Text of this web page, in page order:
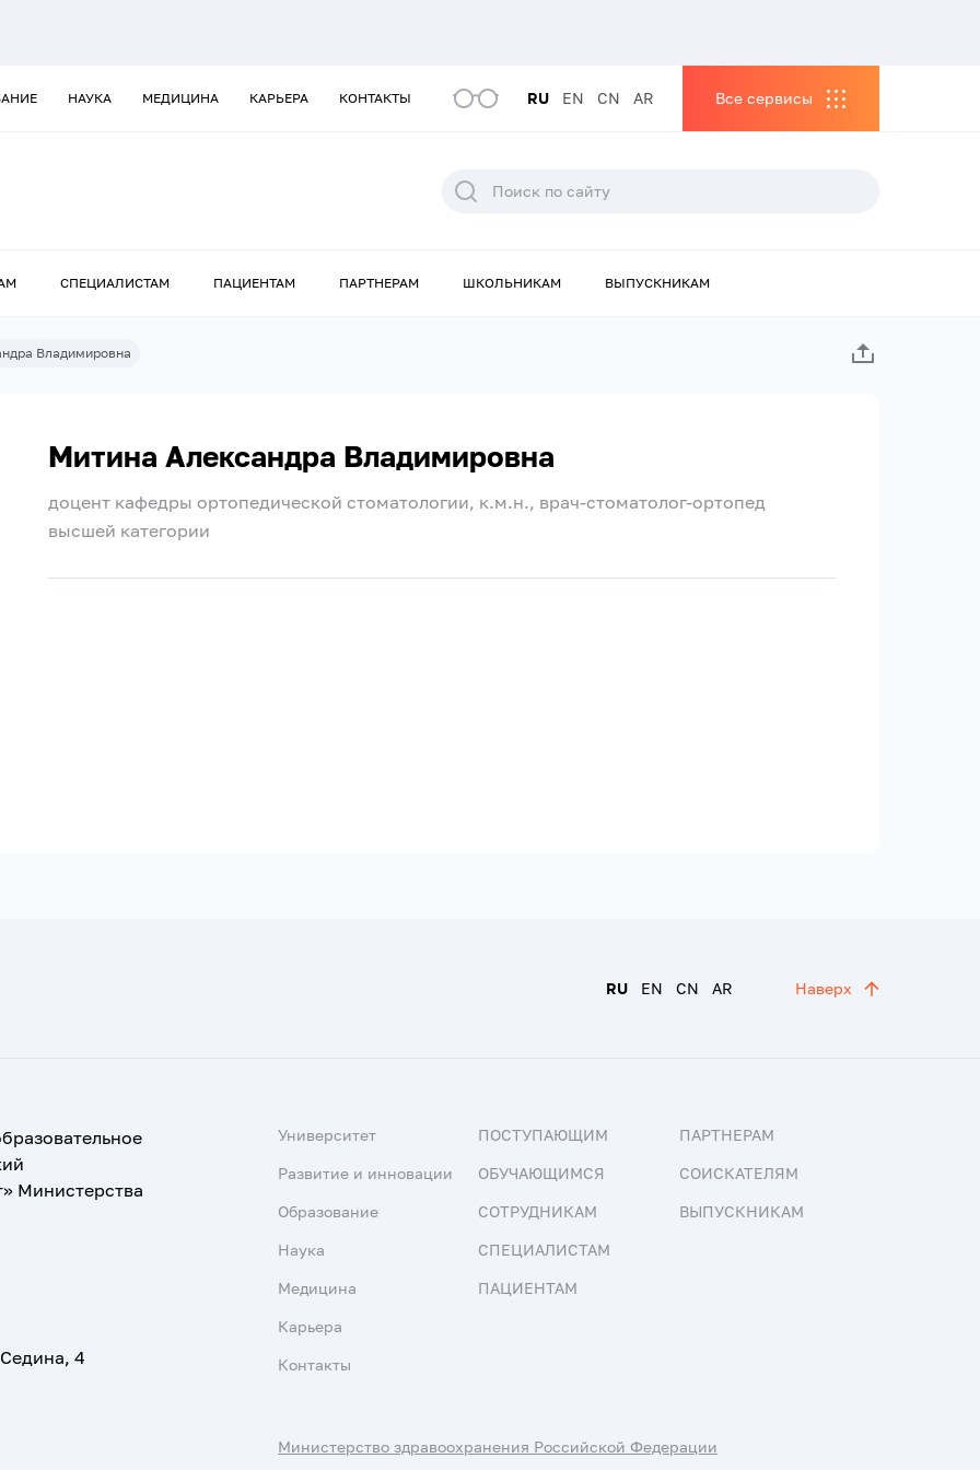
НАУКА МЕДИЦИНА КАРЬЕРА КОНТАКТЫ RU EN CN AR Все сервисы
СПЕЦИАЛИСТАМ ПАЦИЕНТАМ ПАРТНЕРАМ ШКОЛЬНИКАМ ВЫПУСКНИКАМ
Владимировна
Митина Александра Владимировна
доцент кафедры ортопедической стоматологии, к.м.н., врач-стоматолог-ортопед
высшей категории
RU EN CN AR Наверх
Министерства
4
Университет
Развитие и инновации
Образование
Наука
Медицина
Карьера
Контакты
ПОСТУПАЮЩИМ
ОБУЧАЮЩИМСЯ
СОТРУДНИКАМ
СПЕЦИАЛИСТАМ
ПАЦИЕНТАМ
ПАРТНЕРАМ
СОИСКАТЕЛЯМ
ВЫПУСКНИКАМ
Министерство здравоохранения Российской Федерации